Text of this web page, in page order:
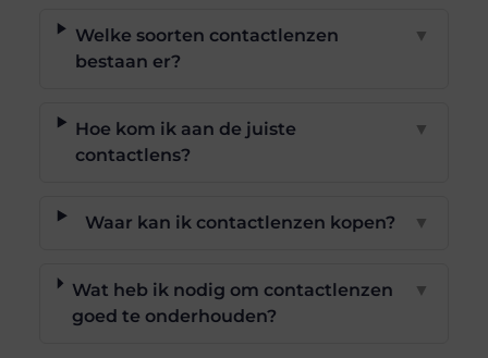
Welke soorten contactlenzen
bestaan er?
▼
Hoe kom ik aan de juiste
contactlens?
▼
Waar kan ik contactlenzen kopen? ▼
Wat heb ik nodig om contactlenzen
goed te onderhouden?
▼